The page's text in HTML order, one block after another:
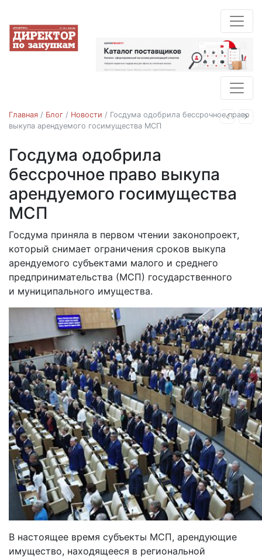
Назад
Главная / Блог / Новости / Госдума одобрила бессрочное право
выкупа арендуемого госимущества МСП
Новости
Госдума одобрила
бессрочное право выкупа
арендуемого госимущества
МСП
12.04.2018
Госдума приняла в первом чтении законопроект,
который снимает ограничения сроков выкупа
арендуемого субъектами малого и среднего
предпринимательства (МСП) государственного
и муниципального имущества.
В настоящее время субъекты МСП, арендующие
имущество, находящееся в региональной